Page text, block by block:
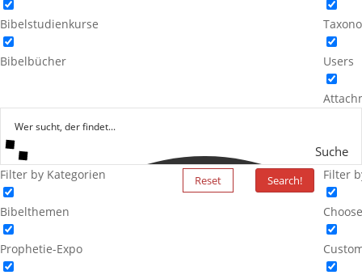
Bibelstudienkurse
Bibelbücher Users
Suche
Filter by Kategorien
Bibelthemen
Prophetie-Expo
Reset Search! Filter